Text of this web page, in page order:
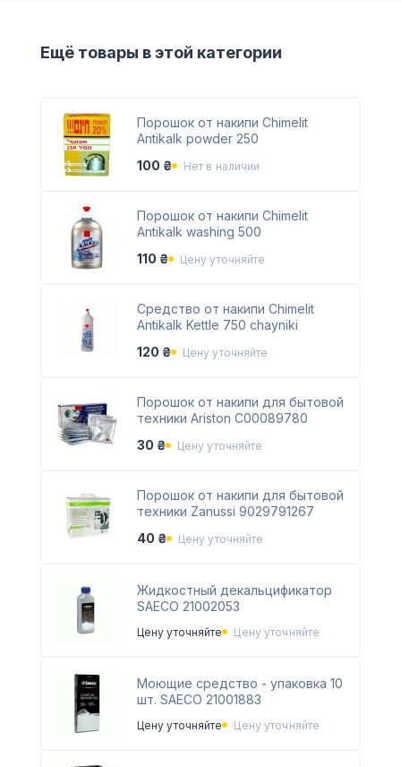
Ещё товары в этой категории
Порошок от накипи Chimelit
Antikalk powder 250
100 ₴
Нет в наличии
Порошок от накипи Chimelit
Antikalk washing 500
110 ₴
Цену уточняйте
Средство от накипи Chimelit
Antikalk Kettle 750 chayniki
120 ₴
Цену уточняйте
Порошок от накипи для бытовой
техники Ariston C00089780
30 ₴
Цену уточняйте
Порошок от накипи для бытовой
техники Zanussi 9029791267
40 ₴
Цену уточняйте
Жидкостный декальцификатор
SAECO 21002053
Цену уточняйте Цену уточняйте
Моющие средство - упаковка 10
шт. SAECO 21001883
Цену уточняйте Цену уточняйте